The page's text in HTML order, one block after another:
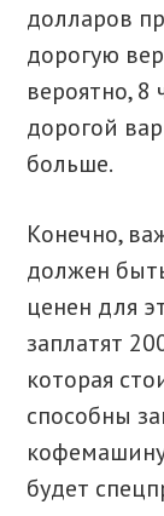
долларов
дорогую
вероятно, 8
дорогой
больше.
Конечно,
должен
ценен для
заплатят
которая
способны
будет